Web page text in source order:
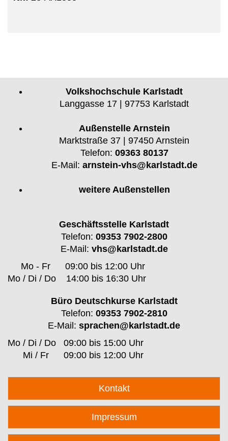
Volkshochschule Karlstadt
Langgasse 17 | 97753 Karlstadt
Außenstelle Arnstein
Marktstraße 37 | 97450 Arnstein
Telefon: 09363 80137
E-Mail: arnstein-vhs@karlstadt.de
weitere Außenstellen
Geschäftsstelle Karlstadt
Telefon: 09353 7902-2800
E-Mail: vhs@karlstadt.de
Mo - Fr
09:00 bis 12:00 Uhr
Mo / Di / Do
14:00 bis 16:30 Uhr
Büro Deutschkurse Karlstadt
Telefon: 09353 7902-2810
E-Mail: sprachen@karlstadt.de
Mo / Di / Do 09:00 bis 15:00 Uhr
Mi / Fr
09:00 bis 12:00 Uhr
Kontakt
Impressum